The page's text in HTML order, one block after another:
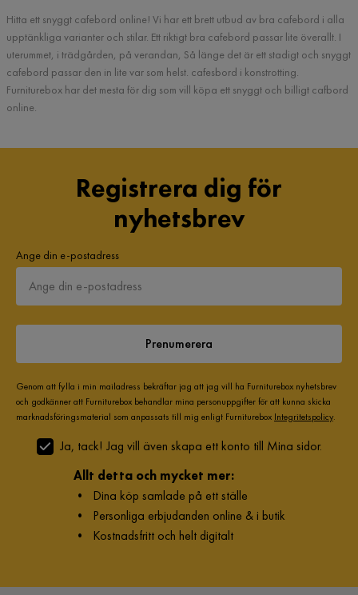
Hitta ett snyggt cafebord online! Vi har ett brett utbud av bra cafebord i alla
upptänkliga varianter och stilar. Ett riktigt bra cafebord passar lite överallt. I
uterummet, i trädgården, på verandan, Så länge det är ett stadigt och snyggt
cafebord passar den in lite var som helst. cafesbord i konstrotting.
Furniturebox har det mesta för dig som vill köpa ett snyggt och billigt cafbord
online.
Registrera dig för
nyhetsbrev
Ange din e-postadress
Prenumerera
Genom att fylla i min mailadress bekräftar jag att jag vill ha Furniturebox nyhetsbrev
och godkänner att Furniturebox behandlar mina personuppgifter för att kunna skicka
marknadsföringsmaterial som anpassats till mig enligt Furniturebox Integritetspolicy.
Ja, tack! Jag vill även skapa ett konto till Mina sidor.
Allt detta och mycket mer:
• Dina köp samlade på ett ställe
• Personliga erbjudanden online & i butik
• Kostnadsfritt och helt digitalt